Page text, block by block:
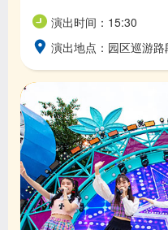
演出时间：15:30
演出地点：园区巡游路